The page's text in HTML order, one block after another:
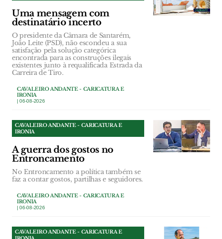
Uma mensagem com
destinatário incerto
O presidente da Câmara de Santarém,
João Leite (PSD), não escondeu a sua
satisfação pela solução categórica
encontrada para as construções ilegais
existentes junto à requalificada Estrada da
Carreira de Tiro.
CAVALEIRO ANDANTE - CARICATURA E
IRONIA
| 06-08-2026
CAVALEIRO ANDANTE - CARICATURA E
IRONIA
A guerra dos gostos no
Entroncamento
No Entroncamento a política também se
faz a contar gostos, partilhas e seguidores.
CAVALEIRO ANDANTE - CARICATURA E
IRONIA
| 06-08-2026
CAVALEIRO ANDANTE - CARICATURA E